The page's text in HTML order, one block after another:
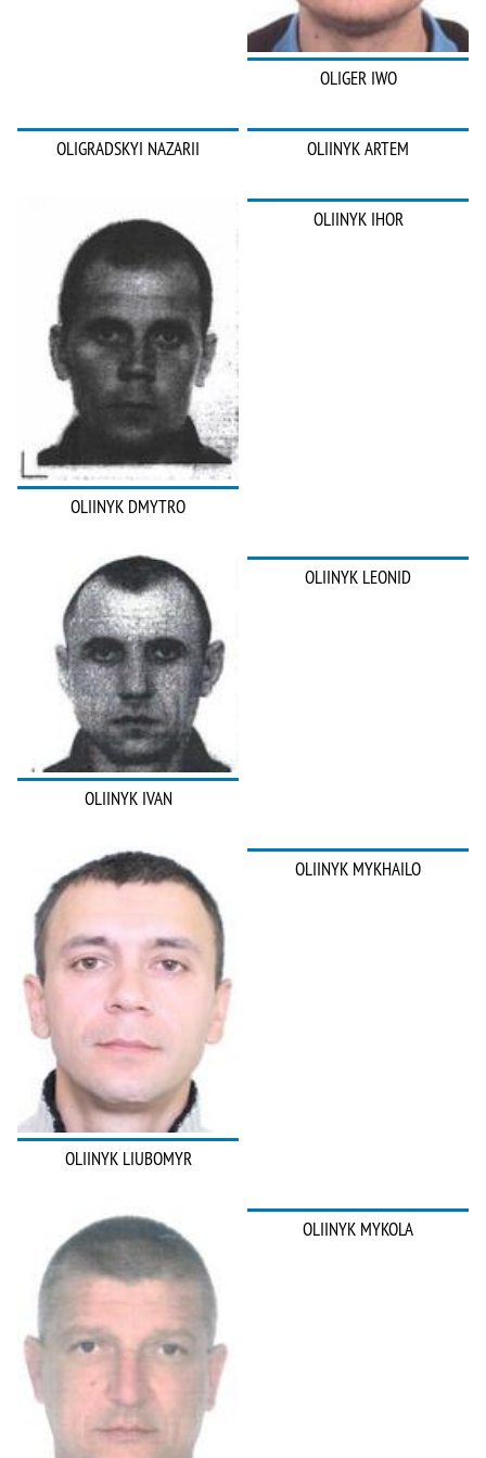
OLIGER IWO
OLIGRADSKYI NAZARII OLIINYK ARTEM
OLIINYK DMYTRO
OLIINYK IHOR
OLIINYK IVAN
OLIINYK LEONID
OLIINYK LIUBOMYR
OLIINYK MYKHAILO
OLIINYK MYKOLA